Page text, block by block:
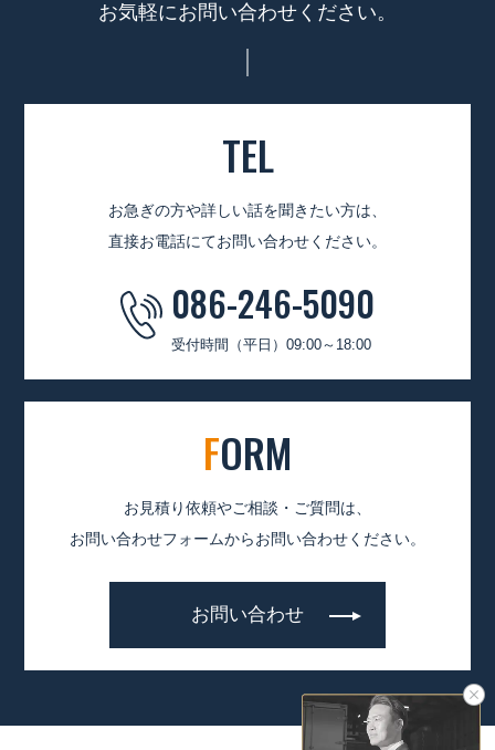
お気軽にお問い合わせください。
TEL
お急ぎの方や詳しい話を聞きたい方は、
直接お電話にてお問い合わせください。
086-246-5090
受付時間（平日）09:00～18:00
FORM
お見積り依頼やご相談・ご質問は、
お問い合わせフォームからお問い合わせください。
お問い合わせ